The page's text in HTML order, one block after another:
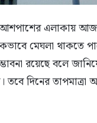
আশপাশের এলাকায়
মেঘলা থাকতে
রয়েছে বলে
তবে দিনের